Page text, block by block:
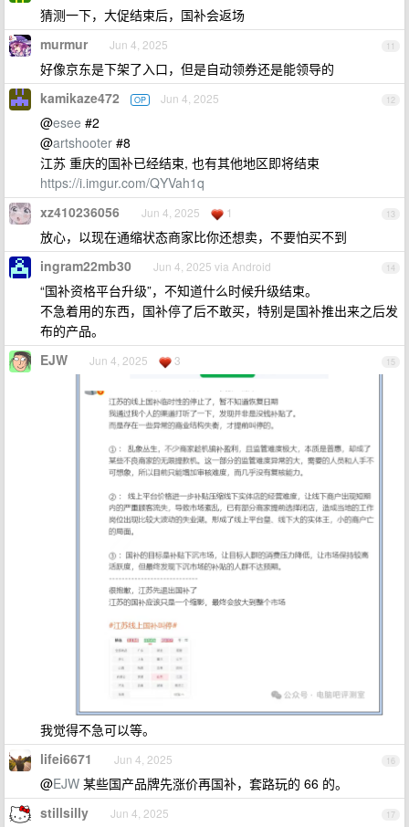
猜测一下，大促结束后，国补会返场
11
murmur Jun 4, 2025
好像京东是下架了入口，但是自动领券还是能领导的
12
kamikaze472 OP Jun 4, 2025
@esee #2
@artshooter #8
江苏 重庆的国补已经结束, 也有其他地区即将结束
https://i.imgur.com/QYVah1q
13
xz410236056 Jun 4, 2025 1
放心，以现在通缩状态商家比你还想卖，不要怕买不到
14
ingram22mb30 Jun 4, 2025 via Android
“国补资格平台升级”，不知道什么时候升级结束。
不急着用的东西，国补停了后不敢买，特别是国补推出来之后发
布的产品。
15
EJW Jun 4, 2025 3
我觉得不急可以等。
16
lifei6671 Jun 4, 2025
@EJW 某些国产品牌先涨价再国补，套路玩的 66 的。
17
stillsilly Jun 4, 2025